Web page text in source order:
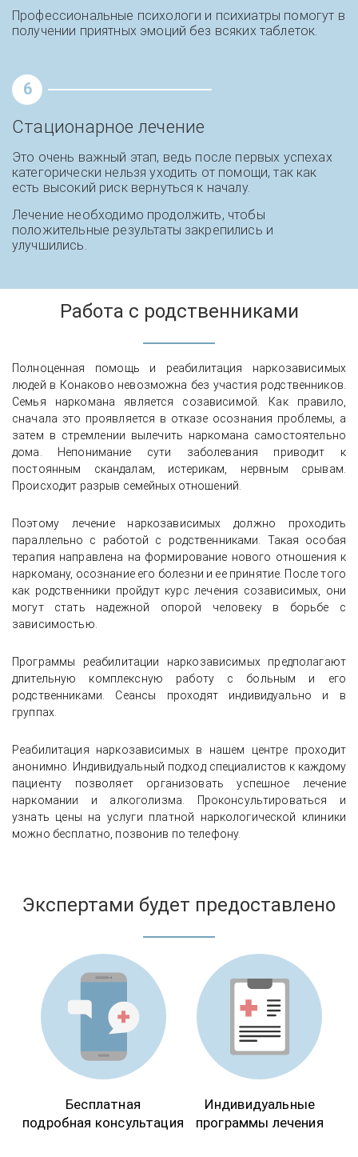
Профессиональные психологи и психиатры помогут в
получении приятных эмоций без всяких таблеток.
6
Стационарное лечение
Это очень важный этап, ведь после первых успехах
категорически нельзя уходить от помощи, так как
есть высокий риск вернуться к началу.
Лечение необходимо продолжить, чтобы
положительные результаты закрепились и
улучшились.
Работа с родственниками
Полноценная помощь и реабилитация наркозависимых
людей в Конаково невозможна без участия родственников.
Семья наркомана является созависимой. Как правило,
сначала это проявляется в отказе осознания проблемы, а
затем в стремлении вылечить наркомана самостоятельно
дома. Непонимание сути заболевания приводит к
постоянным скандалам, истерикам, нервным срывам.
Происходит разрыв семейных отношений.
Поэтому лечение наркозависимых должно проходить
параллельно с работой с родственниками. Такая особая
терапия направлена на формирование нового отношения к
наркоману, осознание его болезни и ее принятие. После того
как родственники пройдут курс лечения созависимых, они
могут стать надежной опорой человеку в борьбе с
зависимостью.
Программы реабилитации наркозависимых предполагают
длительную комплексную работу с больным и его
родственниками. Сеансы проходят индивидуально и в
группах.
Реабилитация наркозависимых в нашем центре проходит
анонимно. Индивидуальный подход специалистов к каждому
пациенту позволяет организовать успешное лечение
наркомании и алкоголизма. Проконсультироваться и
узнать цены на услуги платной наркологической клиники
можно бесплатно, позвонив по телефону.
Экспертами будет предоставлено
Бесплатная
подробная консультация
Индивидуальные
программы лечения